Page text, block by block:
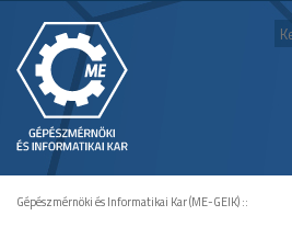
Gépészmérnöki és Informatikai Kar (ME-GEIK)::